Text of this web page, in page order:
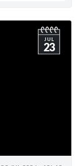
JUL
23